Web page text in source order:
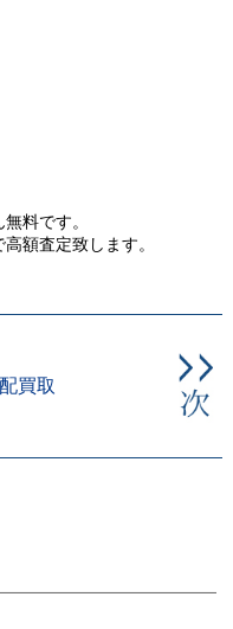
料です。
額査定致します。
買取